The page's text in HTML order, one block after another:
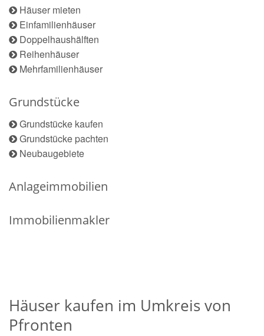
Häuser mieten
Einfamilienhäuser
Doppelhaushälften
Reihenhäuser
Mehrfamilienhäuser
Grundstücke
Grundstücke kaufen
Grundstücke pachten
Neubaugebiete
Anlageimmobilien
Immobilienmakler
Häuser kaufen im Umkreis von
Pfronten